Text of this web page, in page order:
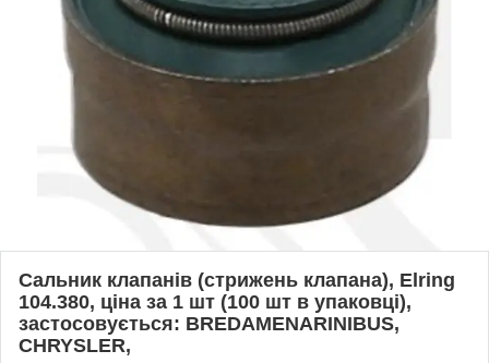
Cальник клапанів (стрижень клапана), Elring
104.380, ціна за 1 шт (100 шт в упаковці),
застосовується: BREDAMENARINIBUS,
CHRYSLER,